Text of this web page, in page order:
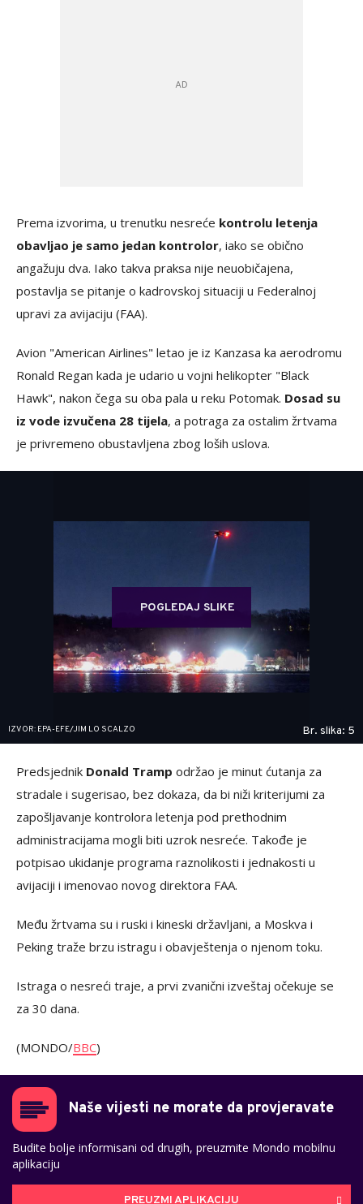
Prema izvorima, u trenutku nesreće kontrolu letenja
obavljao je samo jedan kontrolor, iako se obično
angažuju dva. Iako takva praksa nije neuobičajena,
postavlja se pitanje o kadrovskoj situaciji u Federalnoj
upravi za avijaciju (FAA).
Avion "American Airlines" letao je iz Kanzasa ka aerodromu
Ronald Regan kada je udario u vojni helikopter "Black
Hawk", nakon čega su oba pala u reku Potomak. Dosad su
iz vode izvučena 28 tijela, a potraga za ostalim žrtvama
je privremeno obustavljena zbog loših uslova.
POGLEDAJ SLIKE
IZVOR: EPA-EFE/JIM LO SCALZO Br. slika: 5
Predsjednik Donald Tramp održao je minut ćutanja za
stradale i sugerisao, bez dokaza, da bi niži kriterijumi za
zapošljavanje kontrolora letenja pod prethodnim
administracijama mogli biti uzrok nesreće. Takođe je
potpisao ukidanje programa raznolikosti i jednakosti u
avijaciji i imenovao novog direktora FAA.
Među žrtvama su i ruski i kineski državljani, a Moskva i
Peking traže brzu istragu i obavještenja o njenom toku.
Istraga o nesreći traje, a prvi zvanični izveštaj očekuje se
za 30 dana.
(MONDO/BBC)
Naše vijesti ne morate da provjeravate
Budite bolje informisani od drugih, preuzmite Mondo mobilnu
aplikaciju
PREUZMI APLIKACIJU